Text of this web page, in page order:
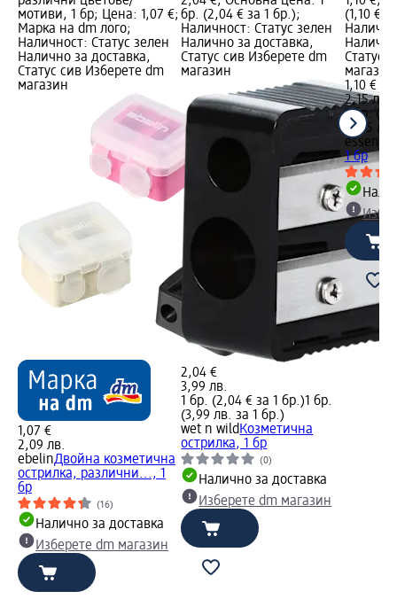
мотиви, 1 бр; Цена: 1,07 €;
Марка на dm лого;
Наличност: Статус зелен
Налично за доставка,
Статус сив Изберете dm
магазин
1,07 €
2,09 лв.
ebelinДвойна козметична
острилка, различни..., 1
бр
(16)
Налично за доставка
Изберете dm магазин
бр. (2,04 € за 1 бр.);
Наличност: Статус зелен
Налично за доставка,
Статус сив Изберете dm
магазин
2,04 €
3,99 лв.
1 бр. (2,04 € за 1 бр.)1 бр.
(3,99 лв. за 1 бр.)
wet n wildКозметична
острилка, 1 бр
(0)
Налично за доставка
Изберете dm магазин
(1,10 €
Статус
магазин
1,10 €
2,15 лв.
1 бр.
(2,15
essence
1 бр